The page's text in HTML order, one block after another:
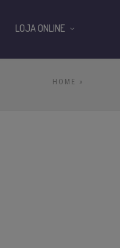
HOME »
LOJA ONLINE